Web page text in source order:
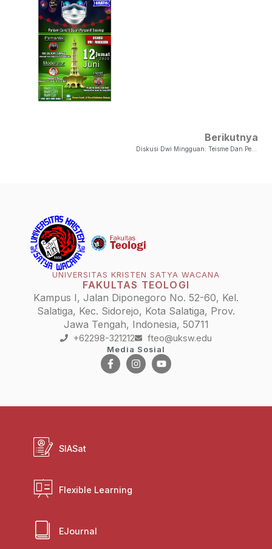
Berikutnya
Diskusi Dwi Mingguan: Teisme Dan Pendemi COvid 19
UNIVERSITAS KRISTEN SATYA WACANA
FAKULTAS TEOLOGI
Kampus I, Jalan Diponegoro No. 52-60, Kel.
Salatiga, Kec. Sidorejo, Kota Salatiga, Prov.
Jawa Tengah, Indonesia, 50711
+62298-321212 fteo@uksw.edu
Media Sosial
SIASat
Flexible Learning
EJournal